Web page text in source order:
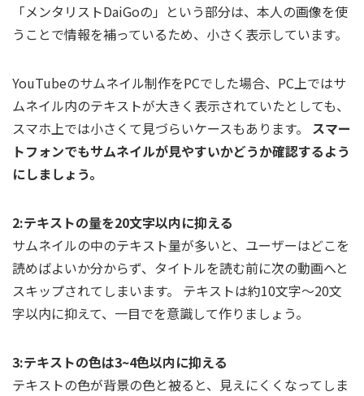
「メンタリストDaiGoの」という部分は、本人の画像を使
うことで情報を補っているため、小さく表示しています。
YouTubeのサムネイル制作をPCでした場合、PC上ではサ
ムネイル内のテキストが大きく表示されていたとしても、
スマホ上では小さくて見づらいケースもあります。 スマー
トフォンでもサムネイルが見やすいかどうか確認するよう
にしましょう。
2:テキストの量を20文字以内に抑える
サムネイルの中のテキスト量が多いと、ユーザーはどこを
読めばよいか分からず、タイトルを読む前に次の動画へと
スキップされてしまいます。 テキストは約10文字～20文
字以内に抑えて、一目でを意識して作りましょう。
3:テキストの色は3~4色以内に抑える
テキストの色が背景の色と被ると、見えにくくなってしま